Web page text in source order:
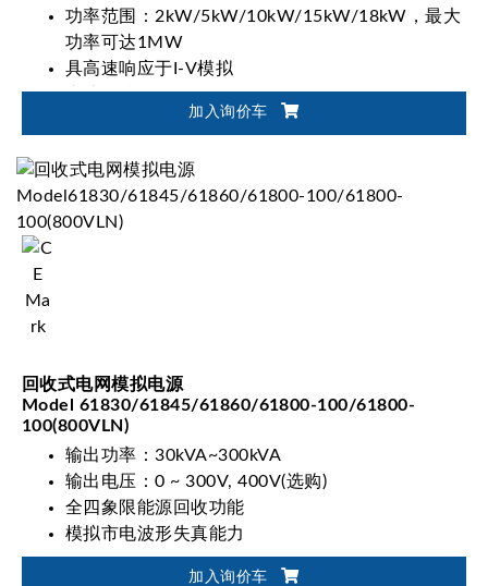
功率范围：2kW/5kW/10kW/15kW/18kW，最大
功率可达1MW
具高速响应于I-V模拟
内建标准EN50530/Sandia/CGC-GF004/CGC-
GF035/NB-T32004动态MPPT测试项目
加入询价车
回收式电网模拟电源
Model 61830/61845/61860/61800-100/61800-
100(800VLN)
输出功率：30kVA~300kVA
输出电压：0 ~ 300V, 400V(选购)
全四象限能源回收功能
模拟市电波形失真能力
加入询价车